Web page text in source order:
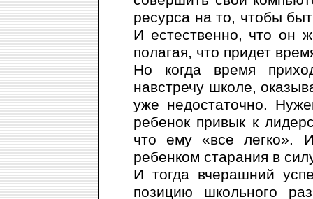
ресурса на то, чтобы
И естественно, что он
полагая, что придет
Но когда время
навстречу школе,
уже недостаточно.
ребенок привык к
что ему «все легко».
ребенком старания в
И тогда вчерашний
позицию школьного